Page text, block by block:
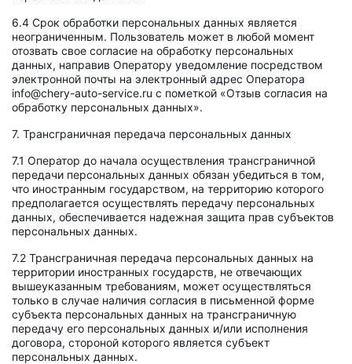
6.4 Срок обработки персональных данных является
неограниченным. Пользователь может в любой момент
отозвать свое согласие на обработку персональных
данных, направив Оператору уведомление посредством
электронной почты на электронный адрес Оператора
info@chery-auto-service.ru с пометкой «Отзыв согласия на
обработку персональных данных».
7. Трансграничная передача персональных данных
7.1 Оператор до начала осуществления трансграничной
передачи персональных данных обязан убедиться в том,
что иностранным государством, на территорию которого
предполагается осуществлять передачу персональных
данных, обеспечивается надежная защита прав субъектов
персональных данных.
7.2 Трансграничная передача персональных данных на
территории иностранных государств, не отвечающих
вышеуказанным требованиям, может осуществляться
только в случае наличия согласия в письменной форме
субъекта персональных данных на трансграничную
передачу его персональных данных и/или исполнения
договора, стороной которого является субъект
персональных данных.